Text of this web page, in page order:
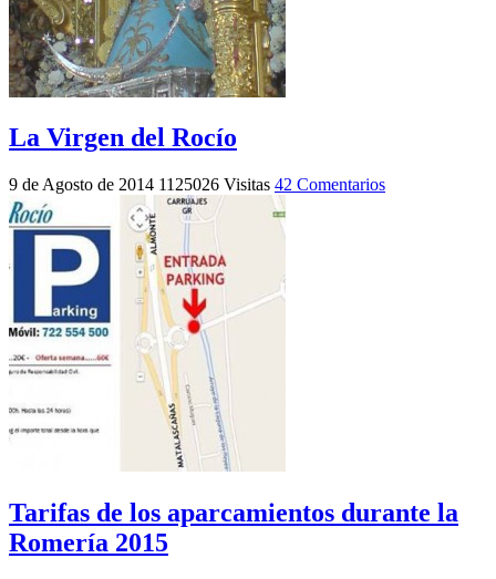
La Virgen del Rocío
9 de Agosto de 2014 1125026 Visitas 42 Comentarios
Tarifas de los aparcamientos durante la
Romería 2015